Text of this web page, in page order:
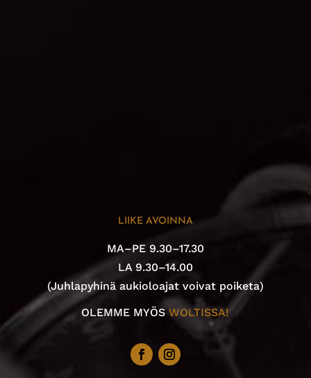
LIIKE AVOINNA
MA–PE 9.30–17.30
LA 9.30–14.00
(Juhlapyhinä aukioloajat voivat poiketa)
OLEMME MYÖSWOLTISSA!